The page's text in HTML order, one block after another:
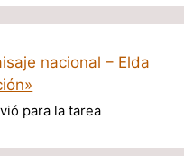
nacional – Elda
para la tarea